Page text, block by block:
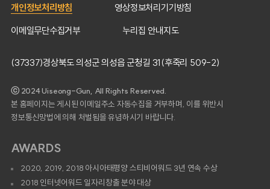
개인정보처리방침
영상정보처리기기방침
이메일무단수집거부
누리집 안내지도
(37337)경상북도 의성군 의성읍 군청길 31(후죽리 509-2)
ⓒ 2024 Uiseong-Gun, All Rights Reserved.
본 홈페이지는 게시된 이메일주소 자동수집을 거부하며, 이를 위반시
정보통신망법에 의해 처벌됨을 유념하시기 바랍니다.
AWARDS
2020, 2019, 2018 아시아태평양 스티비어워드 3년 연속 수상
2018 인터넷어워드 일자리창출 분야 대상